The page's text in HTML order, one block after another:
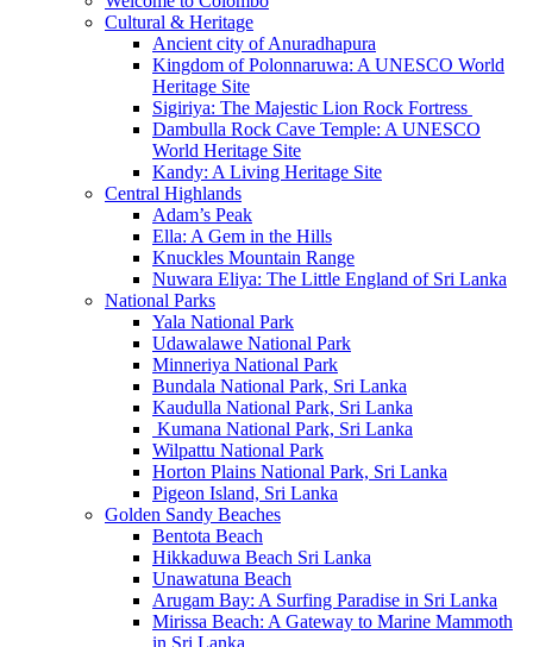
Cultural & Heritage
Ancient city of Anuradhapura
Kingdom of Polonnaruwa: A UNESCO World
Heritage Site
Sigiriya: The Majestic Lion Rock Fortress
Dambulla Rock Cave Temple: A UNESCO
World Heritage Site
Kandy: A Living Heritage Site
Central Highlands
Adam’s Peak
Ella: A Gem in the Hills
Knuckles Mountain Range
Nuwara Eliya: The Little England of Sri Lanka
National Parks
Yala National Park
Udawalawe National Park
Minneriya National Park
Bundala National Park, Sri Lanka
Kaudulla National Park, Sri Lanka
Kumana National Park, Sri Lanka
Wilpattu National Park
Horton Plains National Park, Sri Lanka
Pigeon Island, Sri Lanka
Golden Sandy Beaches
Bentota Beach
Hikkaduwa Beach Sri Lanka
Unawatuna Beach
Arugam Bay: A Surfing Paradise in Sri Lanka
Mirissa Beach: A Gateway to Marine Mammoth
in Sri Lanka